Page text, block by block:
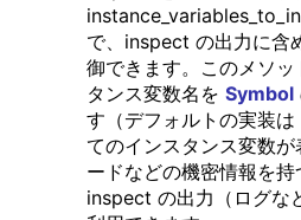
で、inspect の出力に含
御できます。このメソ
タンス変数名を Symbol
す（デフォルトの実装
てのインスタンス変数
ードなどの機密情報を
inspect の出力（ログな